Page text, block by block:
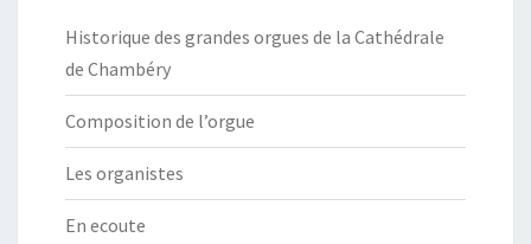
Historique des grandes orgues de la Cathédrale
de Chambéry
Composition de l’orgue
Les organistes
En ecoute